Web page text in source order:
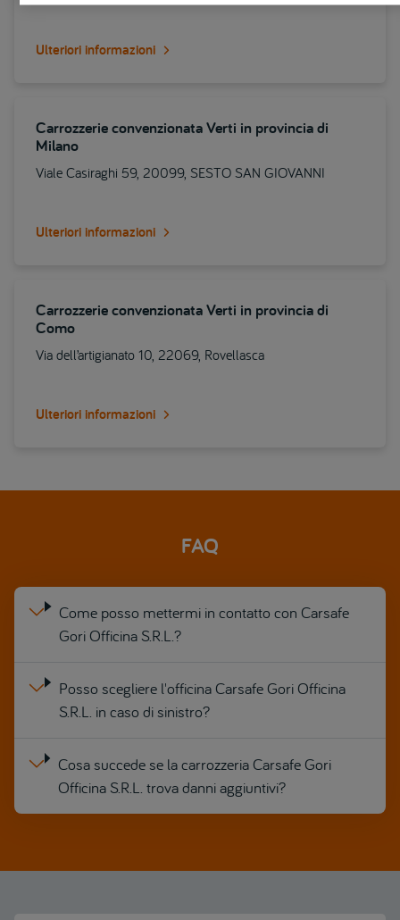
Ulteriori informazioni
Carrozzerie convenzionata Verti in provincia di
Milano
Viale Casiraghi 59, 20099, SESTO SAN GIOVANNI
Ulteriori informazioni
Carrozzerie convenzionata Verti in provincia di
Como
Via dell’artigianato 10, 22069, Rovellasca
Ulteriori informazioni
FAQ
Come posso mettermi in contatto con Carsafe
Gori Officina S.R.L.?
Posso scegliere l'officina Carsafe Gori Officina
S.R.L. in caso di sinistro?
Cosa succede se la carrozzeria Carsafe Gori
Officina S.R.L. trova danni aggiuntivi?